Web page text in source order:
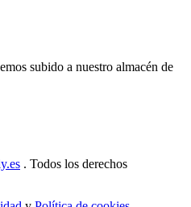
subido a nuestro almacén de
. Todos los derechos